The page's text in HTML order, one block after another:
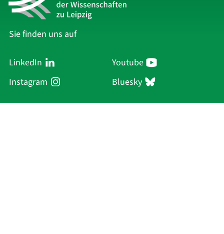
Sie finden uns auf
LinkedIn
Youtube
Instagram
Bluesky